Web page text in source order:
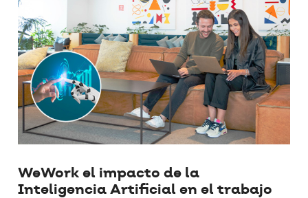
WeWork el impacto de la
Inteligencia Artificial en el trabajo